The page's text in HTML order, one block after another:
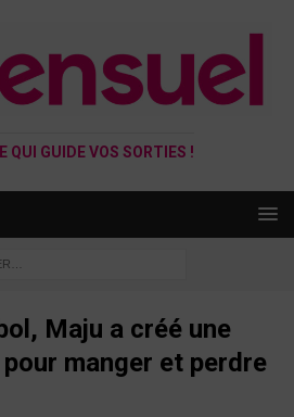
QUI GUIDE VOS SORTIES !
Maju a créé une
manger et perdre